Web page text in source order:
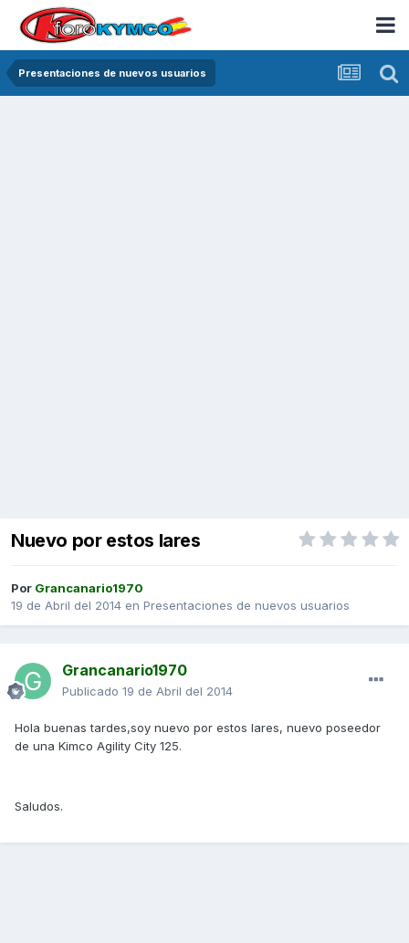
Presentaciones de nuevos usuarios
Nuevo por estos lares
Por Grancanario1970
19 de Abril del 2014 en Presentaciones de nuevos usuarios
Grancanario1970
Publicado 19 de Abril del 2014
Hola buenas tardes,soy nuevo por estos lares, nuevo poseedor
de una Kimco Agility City 125.
Saludos.